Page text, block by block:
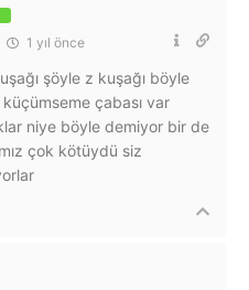
1 yıl önce
şöyle z kuşağı böyle
çabası var
niye böyle demiyor bir de
çok kötüydü siz